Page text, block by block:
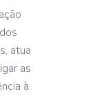
atua
as
à